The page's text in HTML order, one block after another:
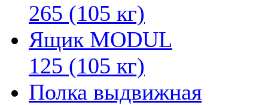
265 (105 кг)
Ящик MODUL
125 (105 кг)
Полка выдвижная